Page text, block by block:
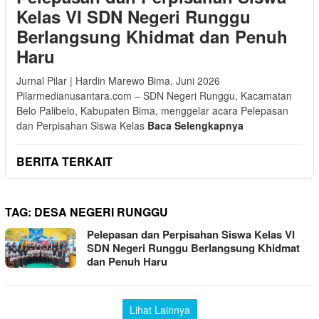
Kelas VI SDN Negeri Runggu
Berlangsung Khidmat dan Penuh
Haru
Jurnal Pilar | Hardin Marewo Bima, Juni 2026
Pilarmedianusantara.com – SDN Negeri Runggu, Kacamatan
Belo Palibelo, Kabupaten Bima, menggelar acara Pelepasan
dan Perpisahan Siswa Kelas Baca Selengkapnya
BERITA TERKAIT
TAG: DESA NEGERI RUNGGU
Pelepasan dan Perpisahan Siswa Kelas VI
SDN Negeri Runggu Berlangsung Khidmat
dan Penuh Haru
Lihat Lainnya